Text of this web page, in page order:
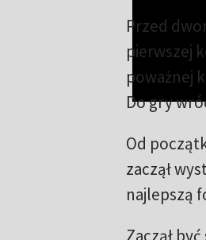
Przed
pierwszej
poważnej
Do gry
Od
zaczął
najlepszą